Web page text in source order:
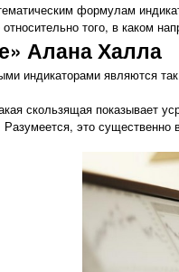
формулам
того, в каком
Алана Халла
индикаторами являются
скользящая показывает
это существенно